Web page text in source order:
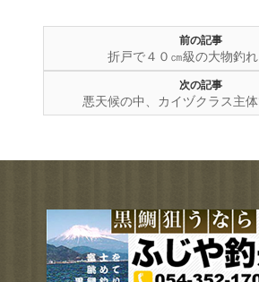
前の記事
折戸で４０㎝級の大物釣
次の記事
悪天候の中、カイヅクラス主